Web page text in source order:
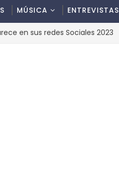
MÚSICA ENTREVISTAS
sus redes Sociales 2023